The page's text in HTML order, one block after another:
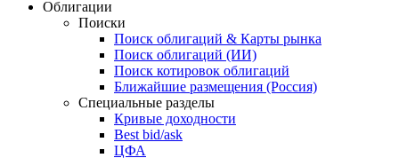
Cbonds Review
ежеквартальный аналитический журнал
Облигации
Поиски
Поиск облигаций & Карты рынка
Поиск облигаций (ИИ)
Поиск котировок облигаций
Ближайшие размещения (Россия)